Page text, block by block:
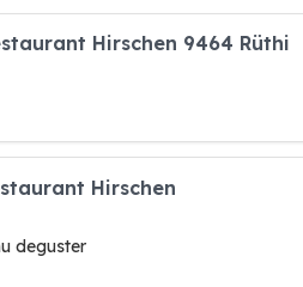
Hirschen 9464 Rüthi
Hirschen
deguster